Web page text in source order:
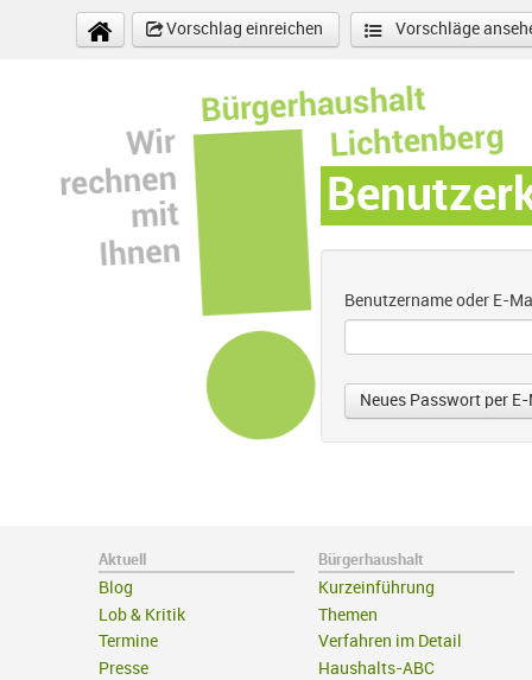
Direkt zum Inhalt
Vorschlag einreichen
Vorschläge
Benutzername oder E-
Aktuell
Blog
Lob & Kritik
Termine
Presse
Bürgerhaushalt
Kurzeinführung
Themen
Verfahren im Detail
Haushalts-ABC